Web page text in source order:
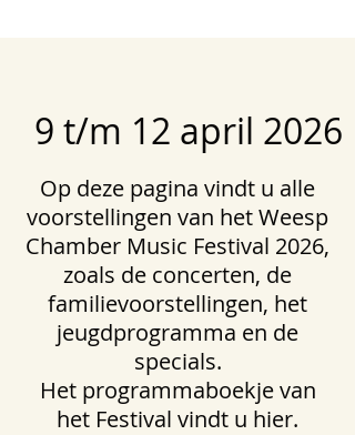
9 t/m 12 april 2026
Op deze pagina vindt u alle
voorstellingen van het Weesp
Chamber Music Festival 2026,
zoals de concerten, de
familievoorstellingen, het
jeugdprogramma en de
specials.
Het programmaboekje van
het Festival vindt u hier.